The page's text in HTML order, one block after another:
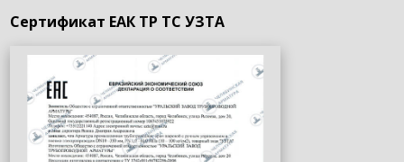
Сертификат ЕАК ТР ТС УЗТА